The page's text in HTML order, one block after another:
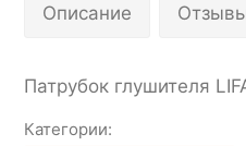
Описание
Патрубок глушителя
Категории: